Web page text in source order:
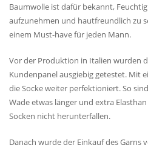
Baumwolle ist dafür bekannt,
aufzunehmen und hautfreundlich zu
einem Must-have für jeden Mann.
Vor der Produktion in Italien wurden
Kundenpanel ausgiebig getestet. Mit
die Socke weiter perfektioniert. So
Wade etwas länger und extra
Socken nicht herunterfallen.
Danach wurde der Einkauf des Garns